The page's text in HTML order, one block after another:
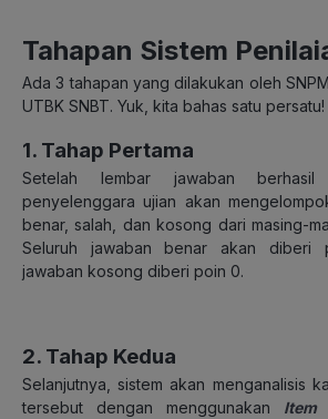
Tahapan Sistem
Ada 3 tahapan yang dilakukan oleh
UTBK SNBT. Yuk, kita bahas satu persatu!
1. Tahap Pertama
Setelah lembar jawaban
penyelenggara ujian akan
benar, salah, dan kosong dari masing-
Seluruh jawaban benar akan diberi
jawaban kosong diberi poin 0.
2. Tahap Kedua
Selanjutnya, sistem akan menganalisis
tersebut dengan menggunakan Item